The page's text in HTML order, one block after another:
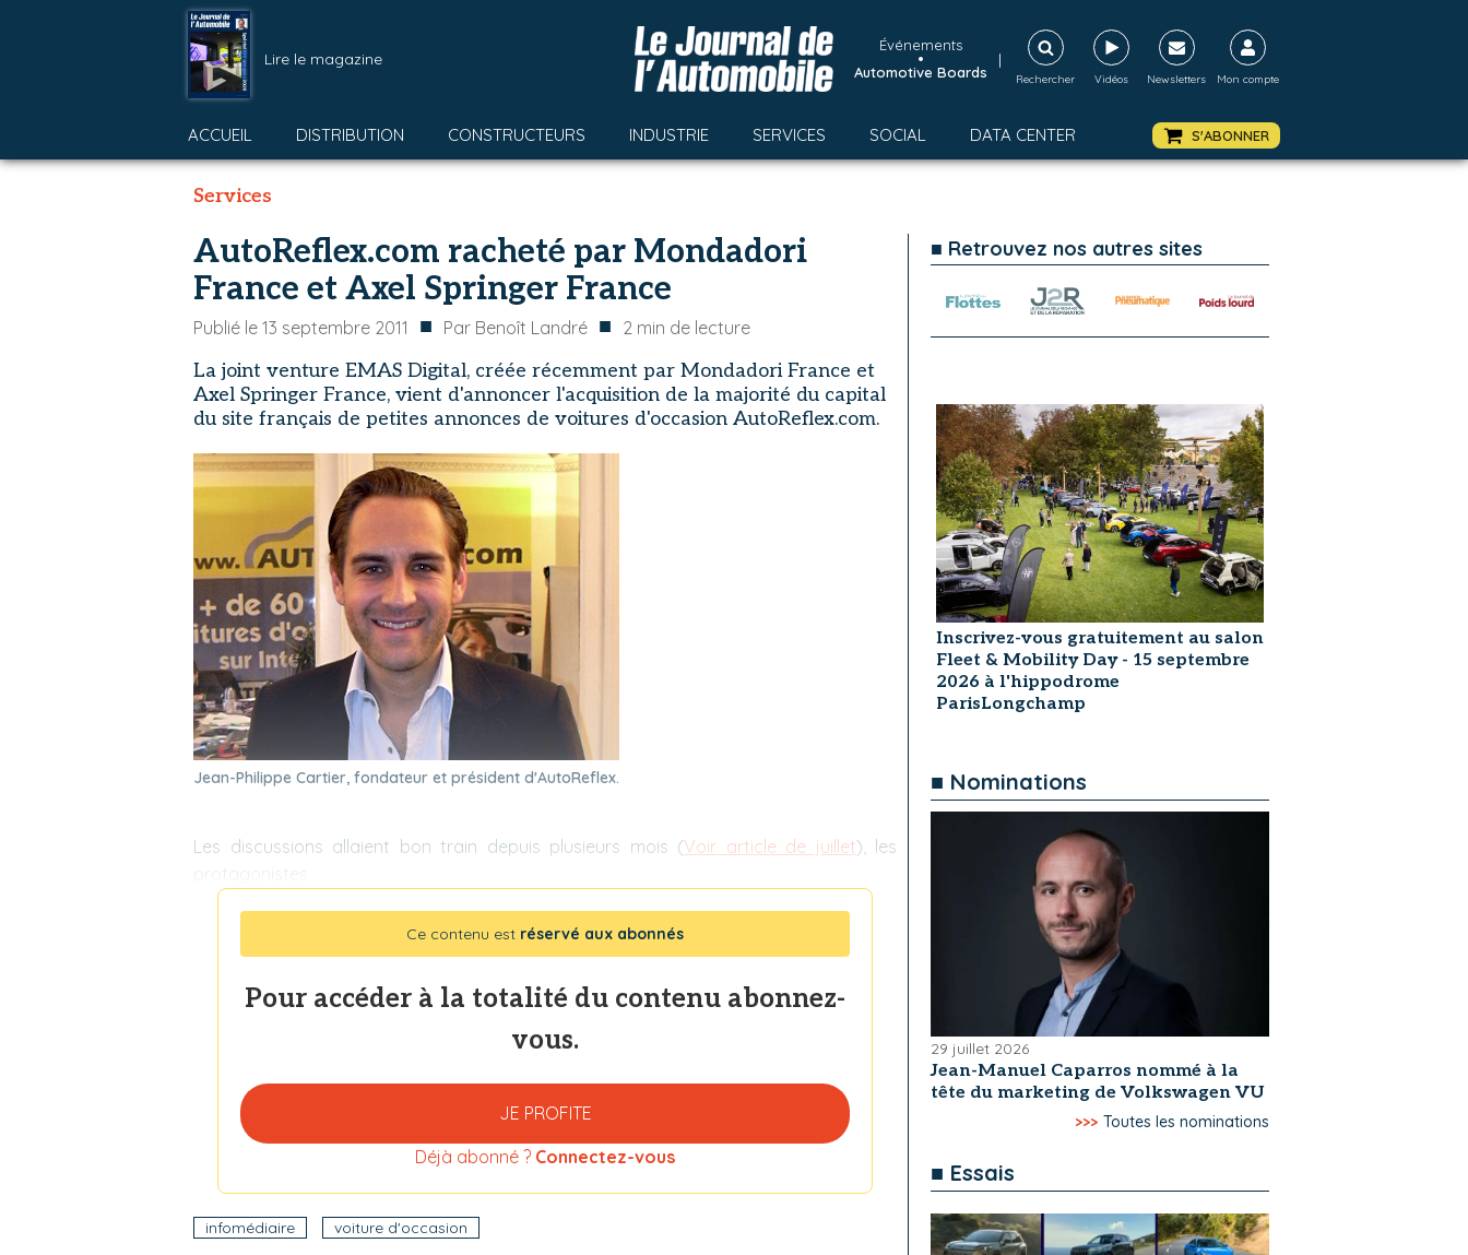
Lire le magazine
Événements
•
Automotive Boards
|
Rechercher Vidéos Newsletters Mon compte
ACCUEIL DISTRIBUTION CONSTRUCTEURS INDUSTRIE SERVICES SOCIAL DATA CENTER S'ABONNER
Services
AutoReflex.com racheté par Mondadori
France et Axel Springer France
Publié le 13 septembre 2011 ■ Par Benoît Landré ■ 2 min de lecture
La joint venture EMAS Digital, créée récemment par Mondadori France et
Axel Springer France, vient d'annoncer l'acquisition de la majorité du capital
du site français de petites annonces de voitures d'occasion AutoReflex.com.
Jean-Philippe Cartier, fondateur et président d'AutoReflex.
Les discussions allaient bon train depuis plusieurs mois (Voir article de juillet), les
Ce contenu est réservé aux abonnés
Pour accéder à la totalité du contenu abonnez-
vous.
JE PROFITE
Déjà abonné ? Connectez-vous
infomédiaire voiture d'occasion
■ Retrouvez nos autres sites
Inscrivez-vous gratuitement au salon
Fleet & Mobility Day - 15 septembre
2026 à l'hippodrome
ParisLongchamp
■ Nominations
29 juillet 2026
Jean-Manuel Caparros nommé à la
tête du marketing de Volkswagen VU
>>> Toutes les nominations
■ Essais